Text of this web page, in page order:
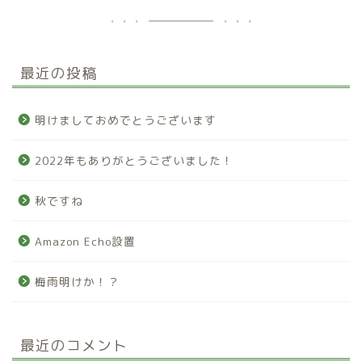
最近の投稿
明けましておめでとうございます
2022年もありがとうございました！
秋ですね
Amazon Echo設置
梅雨明けか！？
最近のコメント